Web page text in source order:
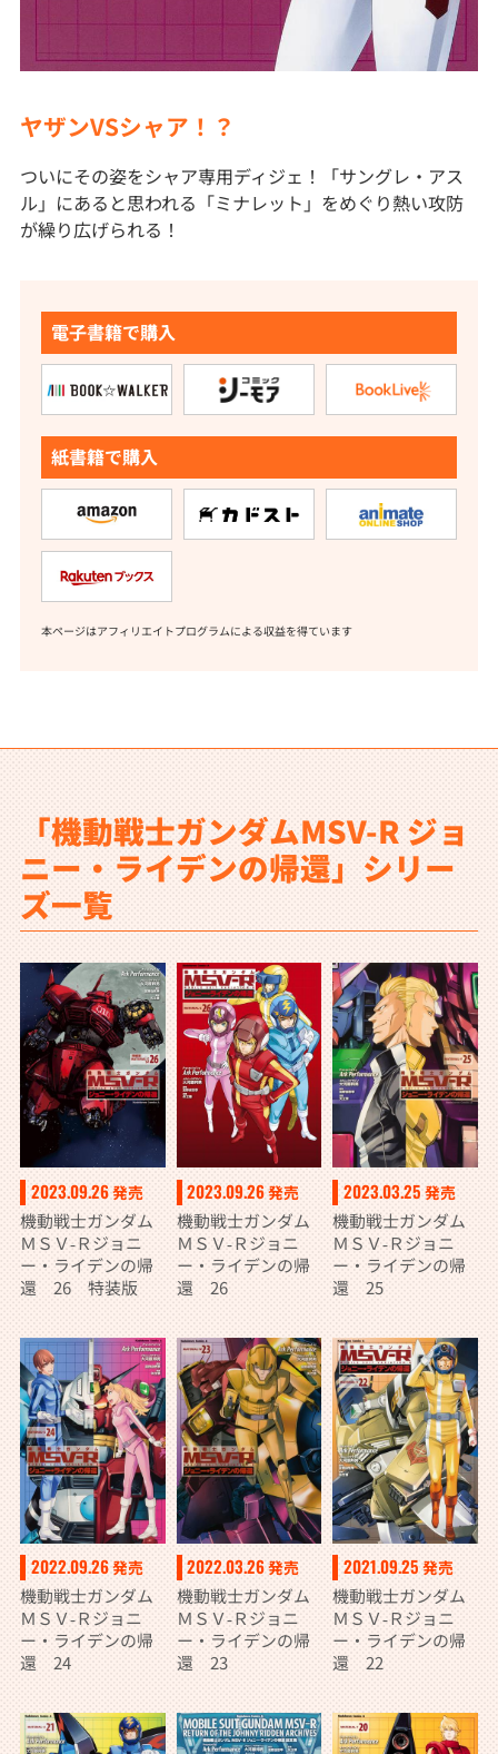
ヤザンVSシャア！？
ついにその姿をシャア専用ディジェ！「サングレ・アス
ル」にあると思われる「ミナレット」をめぐり熱い攻防
が繰り広げられる！
電子書籍で購入
紙書籍で購入
本ページはアフィリエイトプログラムによる収益を得ています
「機動戦士ガンダムMSV-R ジョ
ニー・ライデンの帰還」シリー
ズ一覧
2023.09.26発売
機動戦士ガンダム
ＭＳＶ‐Ｒジョニ
ー・ライデンの帰
還 26 特装版
2023.09.26発売
機動戦士ガンダム
ＭＳＶ‐Ｒジョニ
ー・ライデンの帰
還 26
2023.03.25 発売
機動戦士ガンダム
ＭＳＶ‐Ｒジョニ
ー・ライデンの帰
還 25
2022.09.26発売
機動戦士ガンダム
ＭＳＶ‐Ｒジョニ
ー・ライデンの帰
還 24
2022.03.26発売
機動戦士ガンダム
ＭＳＶ‐Ｒジョニ
ー・ライデンの帰
還 23
2021.09.25 発売
機動戦士ガンダム
ＭＳＶ‐Ｒジョニ
ー・ライデンの帰
還 22